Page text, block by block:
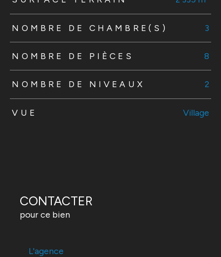
NOMBRE DE CHAMBRE(S) 3
NOMBRE DE PIÈCES 8
NOMBRE DE NIVEAUX 2
VUE Village
CONTACTER
pour ce bien
L'agence